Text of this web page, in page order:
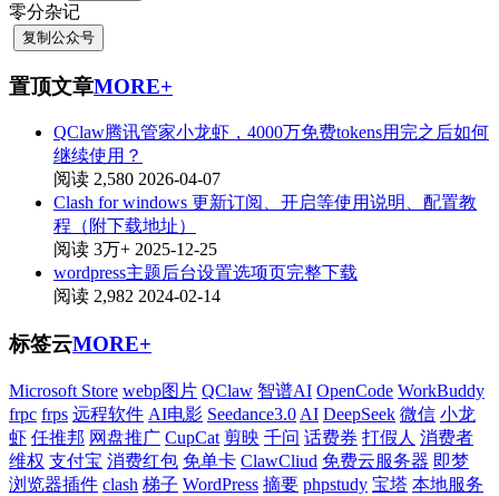
零分杂记
复制公众号
置顶文章MORE+
QClaw腾讯管家小龙虾，4000万免费tokens用完之后如何
继续使用？
阅读 2,580 2026-04-07
Clash for windows 更新订阅、开启等使用说明、配置教
程（附下载地址）
阅读 3万+ 2025-12-25
wordpress主题后台设置选项页完整下载
阅读 2,982 2024-02-14
标签云MORE+
Microsoft Store webp图片 QClaw 智谱AI OpenCode WorkBuddy
frpc frps 远程软件 AI电影 Seedance3.0 AI DeepSeek 微信 小龙
虾 任推邦 网盘推广 CupCat 剪映 千问 话费券 打假人 消费者
维权 支付宝 消费红包 免单卡 ClawCliud 免费云服务器 即梦
浏览器插件 clash 梯子 WordPress 摘要 phpstudy 宝塔 本地服务